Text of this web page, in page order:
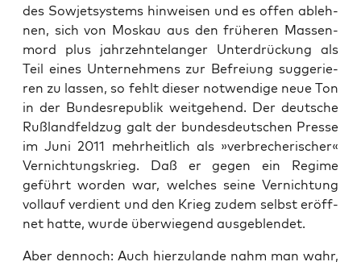
des Sowjet­sys­tems hin­wei­sen und es offen ableh­
nen, sich von Mos­kau aus den frü­he­ren Mas­sen­
mord plus jahr­zehn­te­lan­ger Unter­drü­ckung als
Teil eines Unter­neh­mens zur Befrei­ung sug­ge­rie­
ren zu las­sen, so fehlt die­ser not­wen­di­ge neue Ton
in der Bun­des­re­pu­blik weit­ge­hend. Der deut­sche
Ruß­land­feld­zug galt der bun­des­deut­schen Pres­se
im Juni 2011 mehr­heit­lich als »ver­bre­che­ri­scher«
Ver­nich­tungs­krieg. Daß er gegen ein Regime
geführt wor­den war, wel­ches sei­ne Ver­nich­tung
voll­auf ver­dient und den Krieg zudem selbst eröff­
net hat­te, wur­de über­wie­gend ausgeblendet.
Aber den­noch: Auch hier­zu­lan­de nahm man wahr,